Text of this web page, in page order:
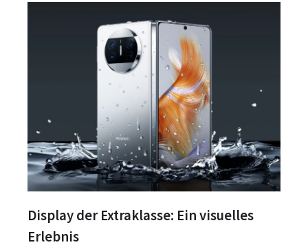
Display der Extraklasse: Ein visuelles
Erlebnis